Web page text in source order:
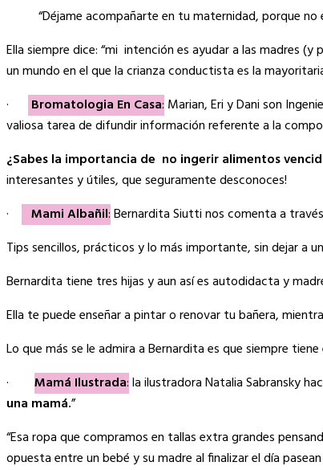
“Déjame acompañarte en tu maternidad, porque no
Ella siempre dice: “mi intención es ayudar a las madres (y
un mundo en el que la crianza conductista es la
·
Bromatologia En Casa: Marian, Eri y Dani son
valiosa tarea de difundir información referente a la
¿Sabes la importancia de no ingerir alimentos
interesantes y útiles, que seguramente desconoces!
·
Mami Albañil:Bernardita Siutti nos comenta a
Tips sencillos, prácticos y lo más importante, sin dejar a
Bernardita tiene tres hijas y aun así es autodidacta y
Ella te puede enseñar a pintar o renovar tu bañera,
Lo que más se le admira a Bernardita es que siempre
· Mamá Ilustrada:la ilustradora Natalia Sabransky
una mamá.”
“Esa ropa que compramos en tallas extra grandes
opuesta entre un bebé y su madre al finalizar el día